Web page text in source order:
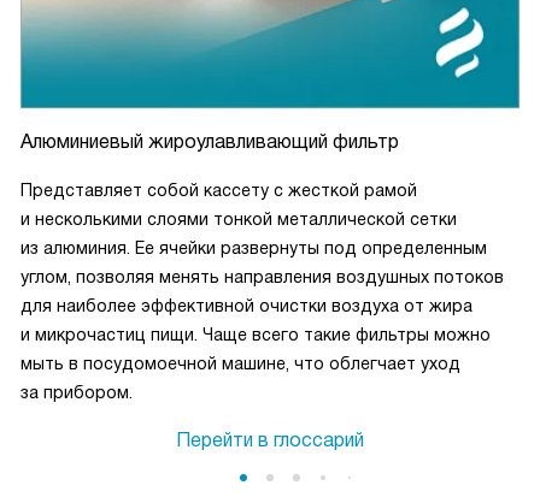
Алюминиевый жироулавливающий фильтр
Представляет собой кассету с жесткой рамой
и несколькими слоями тонкой металлической сетки
из алюминия. Ее ячейки развернуты под определенным
углом, позволяя менять направления воздушных потоков
для наиболее эффективной очистки воздуха от жира
и микрочастиц пищи. Чаще всего такие фильтры можно
мыть в посудомоечной машине, что облегчает уход
за прибором.
Перейти в глоссарий